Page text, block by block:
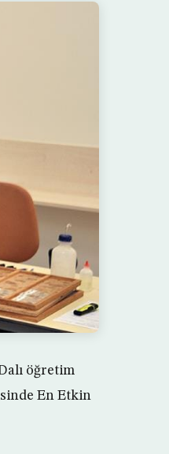
öğretim
En Etkin